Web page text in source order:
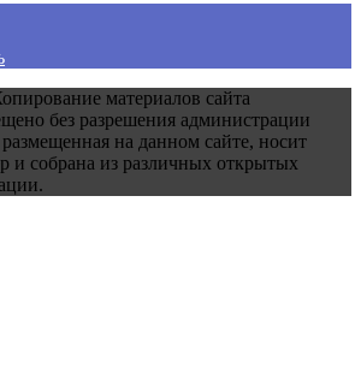
материалов сайта
без разрешения администрации
на данном сайте, носит
и собрана из различных открытых